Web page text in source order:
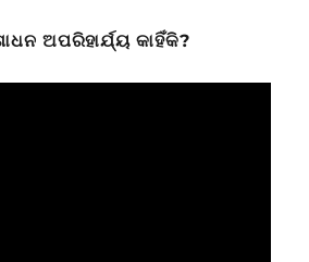
ଅପରିହାର୍ଯ୍ୟ କାହିଁକି?